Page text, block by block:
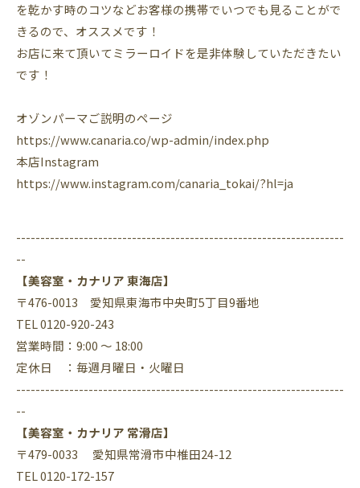
を乾かす時のコツなどお客様の携帯でいつでも見ることがで
きるので、オススメです！
お店に来て頂いてミラーロイドを是非体験していただきたい
です！
オゾンパーマご説明のページ
https://www.canaria.co/wp-admin/index.php
本店Instagram
https://www.instagram.com/canaria_tokai/?hl=ja
--------------------------------------------------------------------
--
【美容室・カナリア 東海店】
〒476-0013 愛知県東海市中央町5丁目9番地
TEL 0120-920-243
営業時間：9:00 ～ 18:00
定休日 ：毎週月曜日・火曜日
--------------------------------------------------------------------
--
【美容室・カナリア 常滑店】
〒479-0033 愛知県常滑市中椎田24-12
TEL 0120-172-157